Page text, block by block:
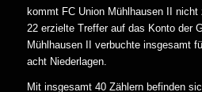
kommt FC Union Mühlhausen II
22 erzielte Treffer auf das Konto der
Mühlhausen II verbuchte insgesamt
acht Niederlagen.
Mit insgesamt 40 Zählern befinden